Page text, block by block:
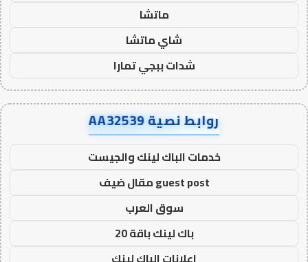
ماتشا
شاي ماتشا
شدات ببجي تمارا
روابط نصية AA32539
خدمات الباك لينك والجيست
guest post مقال ضيف
سوق العرب
باك لينك باقة 20